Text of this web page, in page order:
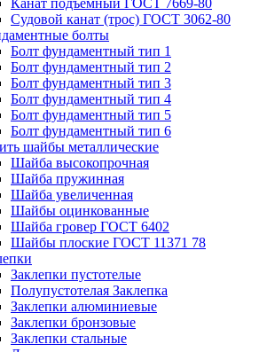
Канат подъёмный ГОСТ 7669-80
Судовой канат (трос) ГОСТ 3062-80
болты
Болт фундаментный тип 1
Болт фундаментный тип 2
Болт фундаментный тип 3
Болт фундаментный тип 4
Болт фундаментный тип 5
Болт фундаментный тип 6
шайбы металлические
Шайба высокопрочная
Шайба пружинная
Шайба увеличенная
Шайбы оцинкованные
Шайба гровер ГОСТ 6402
Шайбы плоские ГОСТ 11371 78
Заклепки пустотелые
Полупустотелая Заклепка
Заклепки алюминиевые
Заклепки бронзовые
Заклепки стальные